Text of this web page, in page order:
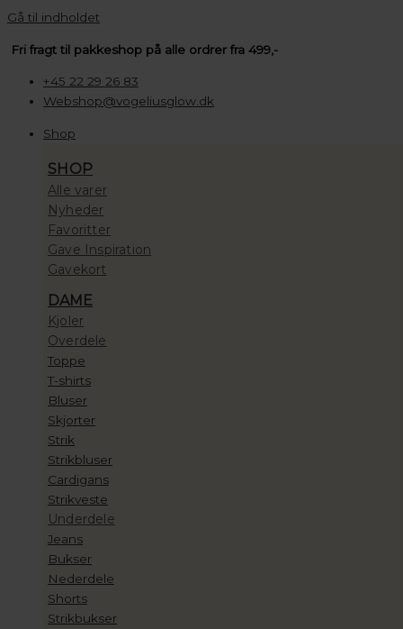
Gå til indholdet
Fri fragt til pakkeshop på alle ordrer fra 499,-
+45 22 29 26 83
Webshop@vogeliusglow.dk
Shop
SHOP
Alle varer
Nyheder
Favoritter
Gave Inspiration
Gavekort
DAME
Kjoler
Overdele
Toppe
T-shirts
Bluser
Skjorter
Strik
Strikbluser
Cardigans
Strikveste
Underdele
Jeans
Bukser
Nederdele
Shorts
Strikbukser